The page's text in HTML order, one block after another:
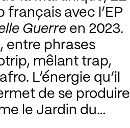
français avec l’EP
Guerre en 2023.
entre phrases
mêlant trap,
L’énergie qu’il
de se produire
le Jardin du